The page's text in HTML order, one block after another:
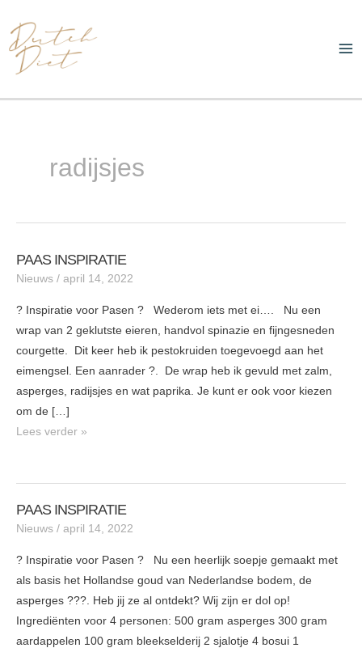
naar
de
inhoud
radijsjes
PAAS INSPIRATIE
Nieuws / april 14, 2022
? Inspiratie voor Pasen ? Wederom iets met ei…. Nu een
wrap van 2 geklutste eieren, handvol spinazie en fijngesneden
courgette. Dit keer heb ik pestokruiden toegevoegd aan het
eimengsel. Een aanrader ?. De wrap heb ik gevuld met zalm,
asperges, radijsjes en wat paprika. Je kunt er ook voor kiezen
om de […]
PAAS
INSPIRATIE
Lees verder »
PAAS INSPIRATIE
Nieuws / april 14, 2022
? Inspiratie voor Pasen ? Nu een heerlijk soepje gemaakt met
als basis het Hollandse goud van Nederlandse bodem, de
asperges ???. Heb jij ze al ontdekt? Wij zijn er dol op!
Ingrediënten voor 4 personen: 500 gram asperges 300 gram
aardappelen 100 gram bleekselderij 2 sjalotje 4 bosui 1
PAAS
INSPIRATIE